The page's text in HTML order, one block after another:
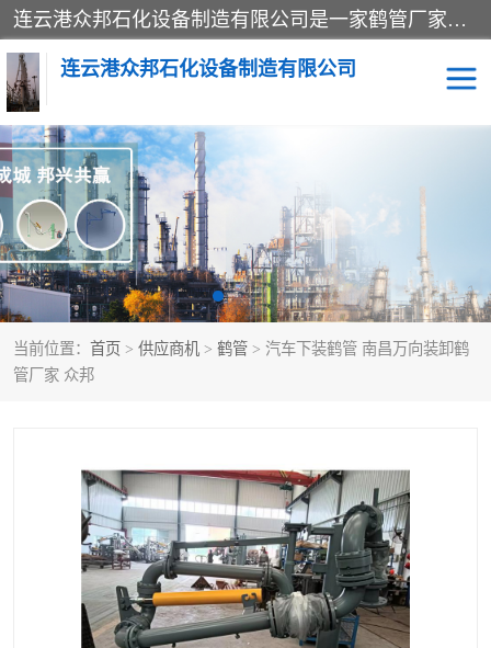
连云港众邦石化设备制造有限公司是一家鹤管厂家主营：鹤管、装车鹤管等，是致力于石油、石化等流体装卸设备(主要产品如鹤管、输油臂、脱缆钩等)的咨询、设计、制造、检测、安装指导、系统调试、维修维护等业务的公司。
连云港众邦石化设备制造有限公司
当前位置： 首页 > 供应商机 > 鹤管 > 汽车下装鹤管 南昌万向装卸鹤
管厂家 众邦
鹤管 顶部装卸鹤管
底部装卸鹤管 LNG低温鹤管
液氨鹤管 液化气鹤管
鹤管配件 活动梯栈台